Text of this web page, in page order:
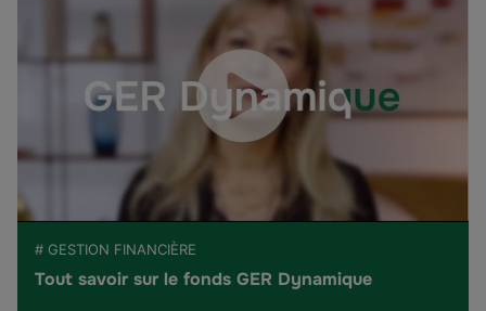
# GESTION FINANCIÈRE
Tout savoir sur le fonds GER Dynamique